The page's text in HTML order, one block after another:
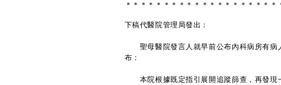
＊ ＊ ＊ ＊ ＊ ＊ ＊ ＊ ＊ ＊ ＊ ＊ ＊ ＊ ＊ ＊ ＊ ＊ ＊ ＊
下稿代醫院管理局發出：
聖母醫院發言人就早前公布內科病房有病
布：
本院根據既定指引展開追蹤篩查，再發現